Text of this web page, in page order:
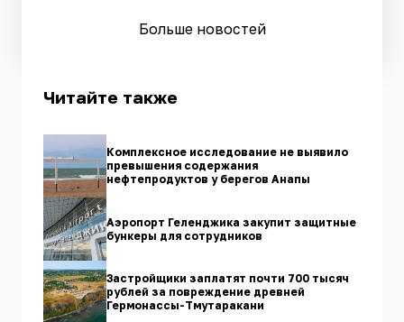
Больше новостей
Читайте также
Комплексное исследование не выявило
превышения содержания
нефтепродуктов у берегов Анапы
Аэропорт Геленджика закупит защитные
бункеры для сотрудников
Застройщики заплатят почти 700 тысяч
рублей за повреждение древней
Гермонассы-Тмутаракани